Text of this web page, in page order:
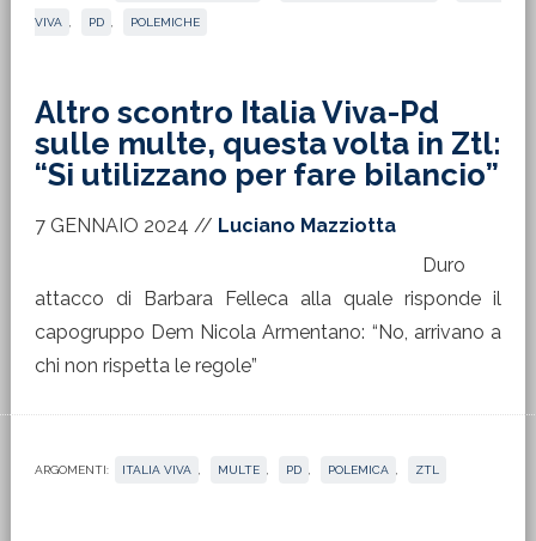
VIVA PD POLEMICHE
Altro scontro Italia Viva-Pd
sulle multe, questa volta in Ztl:
“Si utilizzano per fare bilancio”
7 GENNAIO 2024 // Luciano Mazziotta
Duro
attacco di Barbara Felleca alla quale risponde il
capogruppo Dem Nicola Armentano: “No, arrivano a
chi non rispetta le regole”
ARGOMENTI: ITALIA VIVA MULTE PD POLEMICA ZTL